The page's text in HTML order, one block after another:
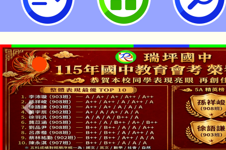
闖關競賽營」活動-桃園市立瑞坪
「本色祭」8/29、30在